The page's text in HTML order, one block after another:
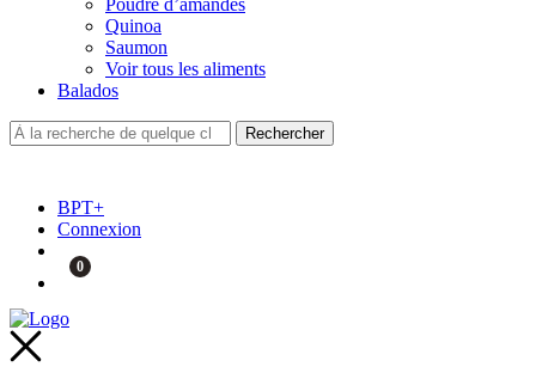
Poudre d’amandes
Quinoa
Saumon
Voir tous les aliments
Balados
BPT+
Connexion
0